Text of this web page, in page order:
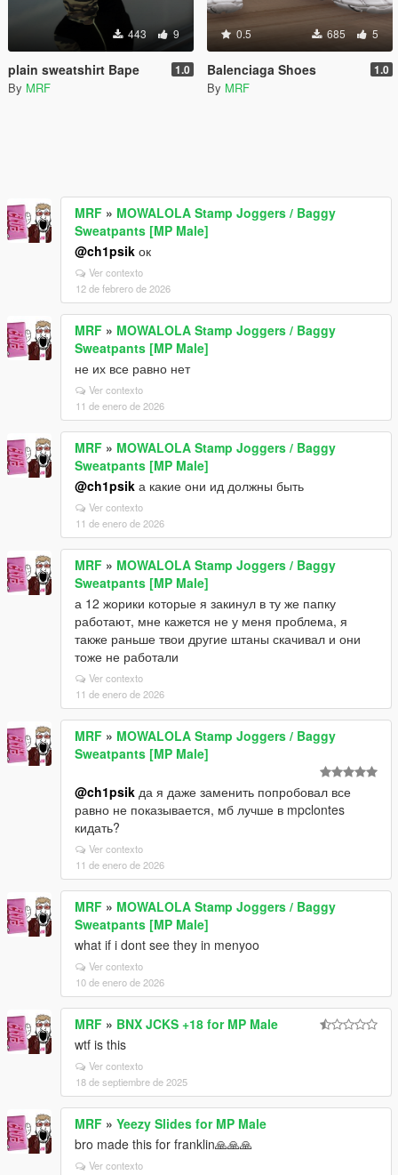
443 9
plain sweatshirt Bape 1.0
By MRF
0.5 685 5
Balenciaga Shoes 1.0
By MRF
MRF » MOWALOLA Stamp Joggers / Baggy
Sweatpants [MP Male]
@ch1psik ок
Ver contexto
12 de febrero de 2026
MRF » MOWALOLA Stamp Joggers / Baggy
Sweatpants [MP Male]
не их все равно нет
Ver contexto
11 de enero de 2026
MRF » MOWALOLA Stamp Joggers / Baggy
Sweatpants [MP Male]
@ch1psik а какие они ид должны быть
Ver contexto
11 de enero de 2026
MRF » MOWALOLA Stamp Joggers / Baggy
Sweatpants [MP Male]
а 12 жорики которые я закинул в ту же папку
работают, мне кажется не у меня проблема, я
также раньше твои другие штаны скачивал и они
тоже не работали
Ver contexto
11 de enero de 2026
MRF » MOWALOLA Stamp Joggers / Baggy
Sweatpants [MP Male]
@ch1psik да я даже заменить попробовал все
равно не показывается, мб лучше в mpclontes
кидать?
Ver contexto
11 de enero de 2026
MRF » MOWALOLA Stamp Joggers / Baggy
Sweatpants [MP Male]
what if i dont see they in menyoo
Ver contexto
10 de enero de 2026
MRF » BNX JCKS +18 for MP Male
wtf is this
Ver contexto
18 de septiembre de 2025
MRF » Yeezy Slides for MP Male
bro made this for franklin🙏🙏🙏
Ver contexto